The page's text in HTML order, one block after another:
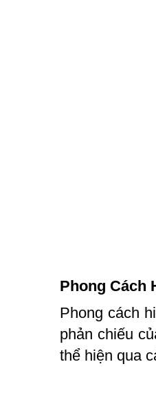
Phong Cách
Phong cách
phản chiếu
thể hiện qua